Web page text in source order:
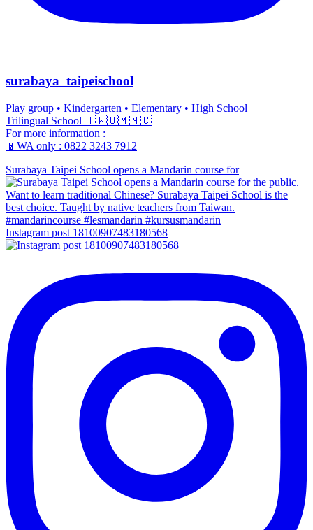
surabaya_taipeischool
Play group • Kindergarten • Elementary • High School
Trilingual School 🇹🇼🇺🇲🇲🇨
For more information :
📱WA only : 0822 3243 7912
Surabaya Taipei School opens a Mandarin course for
Instagram post 18100907483180568